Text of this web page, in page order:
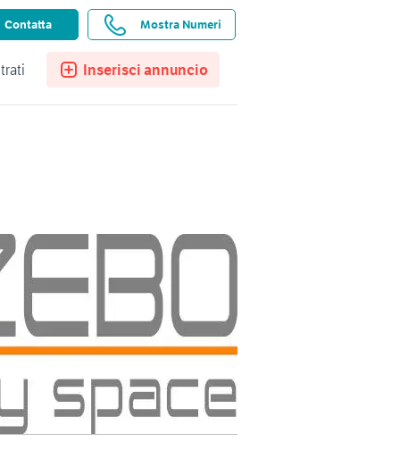
Ricerche salvate Preferiti
Inserisci annuncio
Contatta Mostra Numeri